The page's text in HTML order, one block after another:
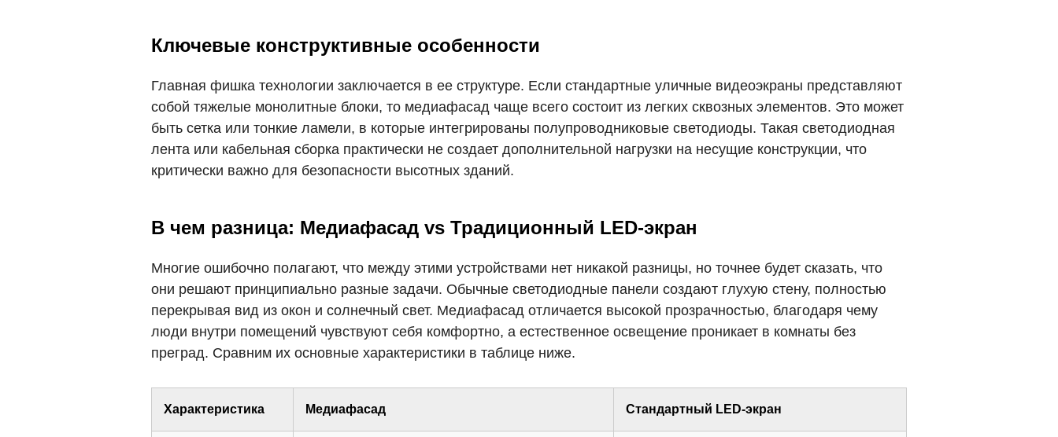
Ключевые конструктивные особенности
Главная фишка технологии заключается в ее структуре. Если стандартные уличные видеоэкраны представляют
собой тяжелые монолитные блоки, то медиафасад чаще всего состоит из легких сквозных элементов. Это может
быть сетка или тонкие ламели, в которые интегрированы полупроводниковые светодиоды. Такая светодиодная
лента или кабельная сборка практически не создает дополнительной нагрузки на несущие конструкции, что
критически важно для безопасности высотных зданий.
В чем разница: Медиафасад vs Традиционный LED-экран
Многие ошибочно полагают, что между этими устройствами нет никакой разницы, но точнее будет сказать, что
они решают принципиально разные задачи. Обычные светодиодные панели создают глухую стену, полностью
перекрывая вид из окон и солнечный свет. Медиафасад отличается высокой прозрачностью, благодаря чему
люди внутри помещений чувствуют себя комфортно, а естественное освещение проникает в комнаты без
преград. Сравним их основные характеристики в таблице ниже.
Характеристика Медиафасад Стандартный LED-экран